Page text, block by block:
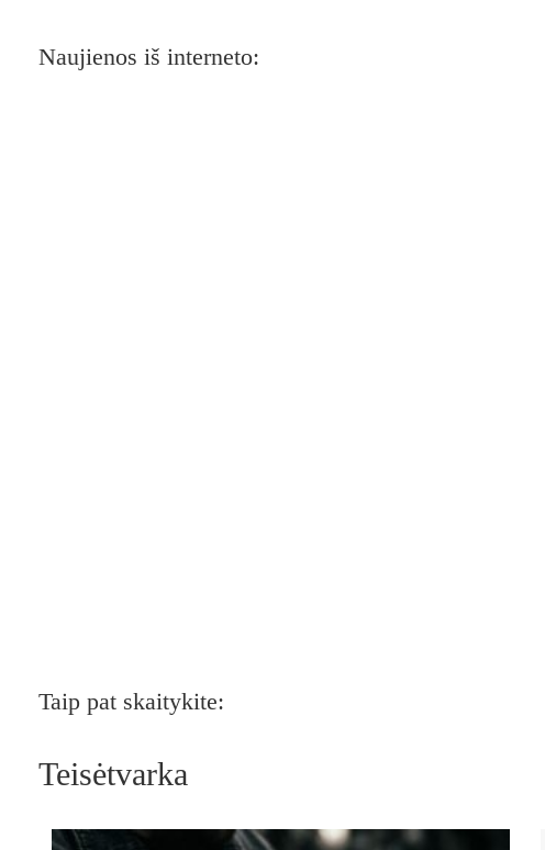
Naujienos iš interneto:
Taip pat skaitykite:
Teisėtvarka